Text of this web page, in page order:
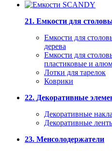
21. Емкости для
Емкости для
дерева
Емкости для
пластиковые и
Лотки для тарелок
Коврики
22. Декоративные
Декоративные
Декоративные
23. Менсолодержатели